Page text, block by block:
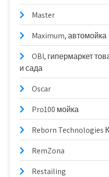
Master
Maximum, автомойка
OBI, гипермаркет
и сада
Oscar
Pro100 мойка
Reborn Technologies
RemZona
Restailing